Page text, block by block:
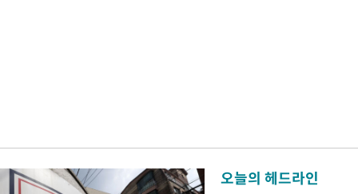
오늘의 헤드라인